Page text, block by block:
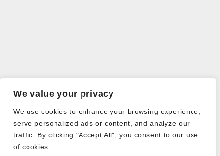
We value your privacy
We use cookies to enhance your browsing experience,
serve personalized ads or content, and analyze our
traffic. By clicking "Accept All", you consent to our use
of cookies.